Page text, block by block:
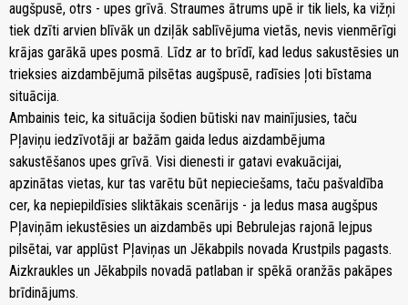
augšpusē, otrs - upes grīvā. Straumes ātrums upē ir tik liels, ka vižņi
tiek dzīti arvien blīvāk un dziļāk sablīvējuma vietās, nevis vienmērīgi
krājas garākā upes posmā. Līdz ar to brīdī, kad ledus sakustēsies un
trieksies aizdambējumā pilsētas augšpusē, radīsies ļoti bīstama
situācija.
Ambainis teic, ka situācija šodien būtiski nav mainījusies, taču
Pļaviņu iedzīvotāji ar bažām gaida ledus aizdambējuma
sakustēšanos upes grīvā. Visi dienesti ir gatavi evakuācijai,
apzinātas vietas, kur tas varētu būt nepieciešams, taču pašvaldība
cer, ka nepiepildīsies sliktākais scenārijs - ja ledus masa augšpus
Pļaviņām iekustēsies un aizdambēs upi Bebrulejas rajonā lejpus
pilsētai, var applūst Pļaviņas un Jēkabpils novada Krustpils pagasts.
Aizkraukles un Jēkabpils novadā patlaban ir spēkā oranžās pakāpes
brīdinājums.